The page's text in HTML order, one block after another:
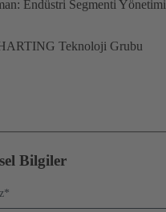
Endüstri Segmenti Yönetimi
Teknoloji Grubu
Bilgiler
*